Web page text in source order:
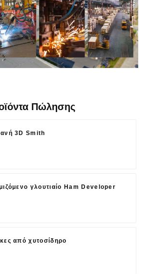
Πώλησης
3D Smith
γλουτιαίο Ham Developer
από χυτοσίδηρο